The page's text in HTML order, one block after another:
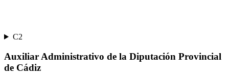
C2
Auxiliar Administrativo de la Diputación Provincial
de Cádiz